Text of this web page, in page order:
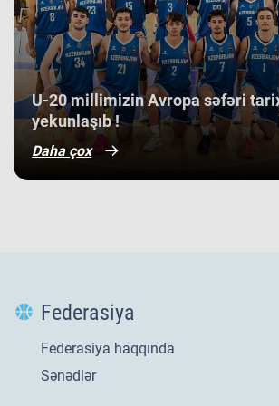
​U-20 millimizin Avropa səfəri
yekunlaşıb !
Daha çox
Federasiya
Federasiya haqqında
Sənədlər